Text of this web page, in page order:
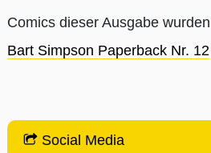
Comics dieser Ausgabe
Bart Simpson Paperback Nr. 12
Social Media